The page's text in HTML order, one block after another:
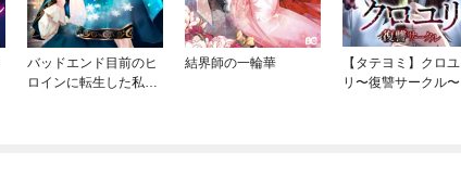
バッドエンド目前のヒ
ロインに転生した私、
結界師の一輪華
【タテヨミ】クロユ
リ〜復讐サークル〜